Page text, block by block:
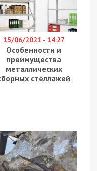
мародерам.
ловят одного-
грабежом в
этого, полиция
подозреваемых в
отметил, что в
гражданским
аппараты,
ВСУ, или
посажены,